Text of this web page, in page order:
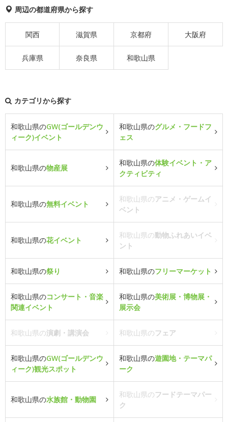
周辺の都道府県から探す
関西 滋賀県 京都府 大阪府
兵庫県 奈良県 和歌山県
カテゴリから探す
和歌山県のGW(ゴールデンウ
ィーク)イベント
和歌山県のグルメ・フードフ
ェス
和歌山県の物産展
和歌山県の体験イベント・ア
クティビティ
和歌山県の無料イベント
和歌山県のアニメ・ゲームイ
ベント
和歌山県の花イベント
和歌山県の動物ふれあいイベ
ント
和歌山県の祭り 和歌山県のフリーマーケット
和歌山県のコンサート・音楽
関連イベント
和歌山県の美術展・博物展・
展示会
和歌山県の演劇・講演会 和歌山県のフェア
和歌山県のGW(ゴールデンウ
ィーク)観光スポット
和歌山県の遊園地・テーマパ
ーク
和歌山県の水族館・動物園
和歌山県のフードテーマパー
ク